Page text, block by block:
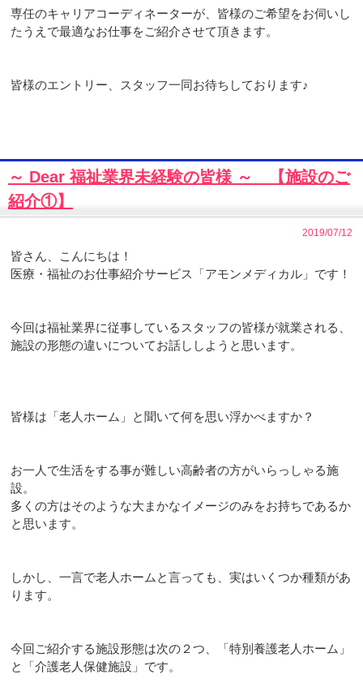
専任のキャリアコーディネーターが、皆様のご希望をお伺いし
たうえで最適なお仕事をご紹介させて頂きます。
皆様のエントリー、スタッフ一同お待ちしております♪
～ Dear 福祉業界未経験の皆様 ～ 【施設のご
紹介①】
2019/07/12
皆さん、こんにちは！
医療・福祉のお仕事紹介サービス「アモンメディカル」です！
今回は福祉業界に従事しているスタッフの皆様が就業される、
施設の形態の違いについてお話ししようと思います。
皆様は「老人ホーム」と聞いて何を思い浮かべますか？
お一人で生活をする事が難しい高齢者の方がいらっしゃる施
設。
多くの方はそのような大まかなイメージのみをお持ちであるか
と思います。
しかし、一言で老人ホームと言っても、実はいくつか種類があ
ります。
今回ご紹介する施設形態は次の２つ、「特別養護老人ホーム」
と「介護老人保健施設」です。